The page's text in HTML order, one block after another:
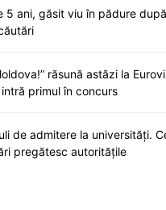
5 ani, găsit viu în pădure
răsună astăzi la
primul în concurs
de admitere la universități.
pregătesc autoritățile